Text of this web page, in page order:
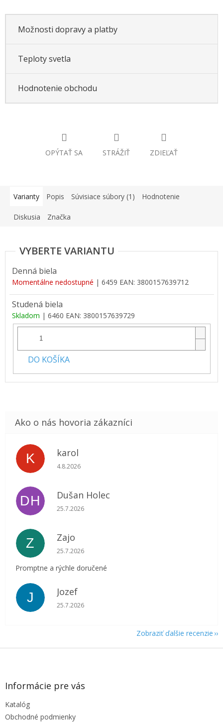
Možnosti dopravy a platby
Teploty svetla
Hodnotenie obchodu
OPÝTAŤ SA STRÁŽIŤ ZDIEĽAŤ
Varianty Popis Súvisiace súbory (1) Hodnotenie
Diskusia Značka
Denná biela
Momentálne nedostupné | 6459 EAN: 3800157639712
Studená biela
Skladom | 6460 EAN: 3800157639729
DO KOŠÍKA
K karol
Hodnotenie obchodu je 5 z 5 hviezdičiek.
4.8.2026
DH Dušan Holec
Hodnotenie obchodu je 5 z 5 hviezdičiek.
25.7.2026
Z Zajo
Hodnotenie obchodu je 5 z 5 hviezdičiek.
25.7.2026
Promptne a rýchle doručené
J Jozef
Hodnotenie obchodu je 5 z 5 hviezdičiek.
25.7.2026
Zobraziť ďalšie recenzie
Z
Informácie pre vás
Katalóg
Obchodné podmienky